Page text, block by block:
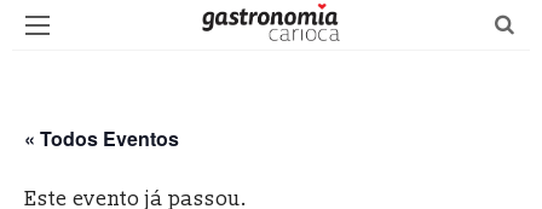
« Todos Eventos
Este evento já passou.